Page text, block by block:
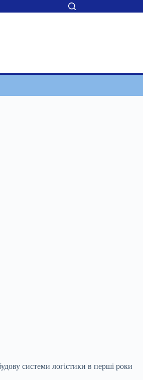
системи логістики в перші роки